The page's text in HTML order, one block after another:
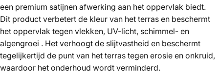
een premium satijnen afwerking aan het oppervlak biedt.
Dit product verbetert de kleur van het terras en beschermt
het oppervlak tegen vlekken, UV-licht, schimmel- en
algengroei . Het verhoogt de slijtvastheid en beschermt
tegelijkertijd de punt van het terras tegen erosie en onkruid,
waardoor het onderhoud wordt verminderd.